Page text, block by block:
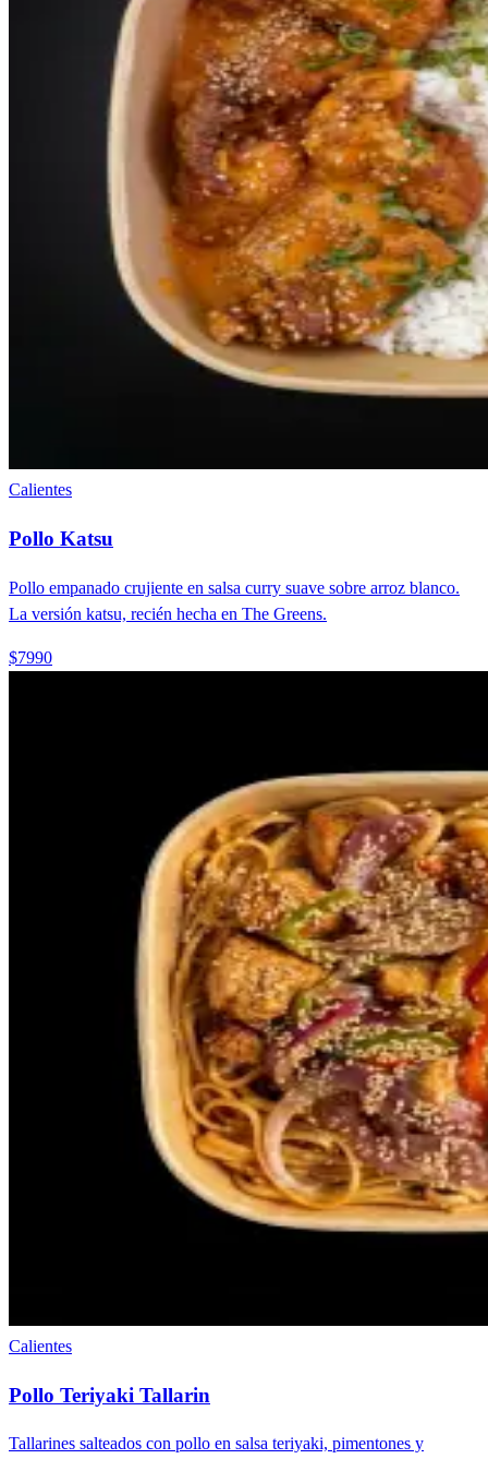
Calientes
Pollo Katsu
Pollo empanado crujiente en salsa curry suave sobre arroz blanco.
La versión katsu, recién hecha en The Greens.
$7990
Calientes
Pollo Teriyaki Tallarin
Tallarines salteados con pollo en salsa teriyaki, pimentones y